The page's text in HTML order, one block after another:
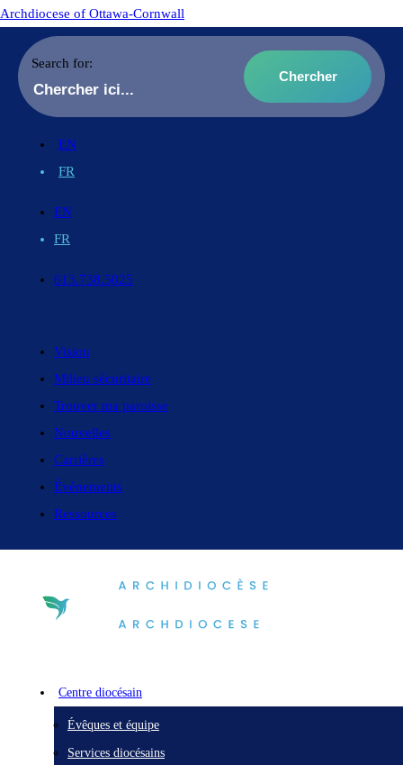
Archdiocese of Ottawa-Cornwall
Search for:
EN
FR
EN
FR
613.738.5025
Vision
Milieu sécuritaire
Trouver ma paroisse
Nouvelles
Carrières
Événements
Ressources
Centre diocésain
Évêques et équipe
Services diocésains